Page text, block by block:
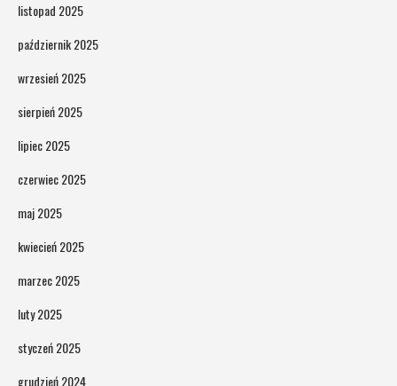
listopad 2025
październik 2025
wrzesień 2025
sierpień 2025
lipiec 2025
czerwiec 2025
maj 2025
kwiecień 2025
marzec 2025
luty 2025
styczeń 2025
grudzień 2024